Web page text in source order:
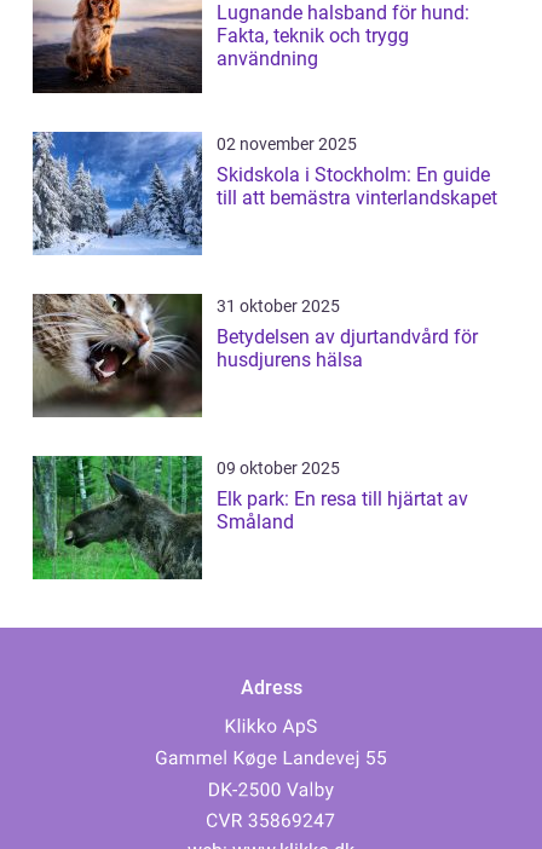
Lugnande halsband för hund:
Fakta, teknik och trygg
användning
02 november 2025
Skidskola i Stockholm: En guide
till att bemästra vinterlandskapet
31 oktober 2025
Betydelsen av djurtandvård för
husdjurens hälsa
09 oktober 2025
Elk park: En resa till hjärtat av
Småland
Adress